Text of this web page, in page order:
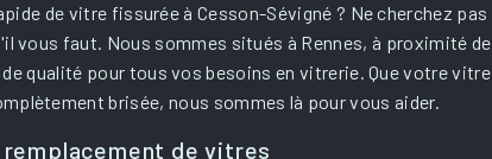
de vitre fissurée à Cesson-Sévigné ? Ne cherchez pas
vous faut. Nous sommes situés à Rennes, à proximité de
qualité pour tous vos besoins en vitrerie. Que votre vitre
brisée, nous sommes là pour vous aider.
de vitres